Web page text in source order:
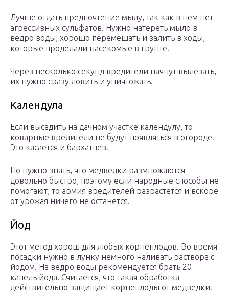
Лучше отдать предпочтение мылу, так как в нем нет
агрессивных сульфатов. Нужно натереть мыло в
ведро воды, хорошо перемешать и залить в ходы,
которые проделали насекомые в грунте.
Через несколько секунд вредители начнут вылезать,
их нужно сразу ловить и уничтожать.
Календула
Если высадить на дачном участке календулу, то
коварные вредители не будут появляться в огороде.
Это касается и бархатцев.
Но нужно знать, что медведки размножаются
довольно быстро, поэтому если народные способы не
помогают, то армия вредителей разрастется и вскоре
от урожая ничего не останется.
Йод
Этот метод хорош для любых корнеплодов. Во время
посадки нужно в лунку немного наливать раствора с
йодом. На ведро воды рекомендуется брать 20
капель йода. Считается, что такая обработка
действительно защищает корнеплоды от медведки.